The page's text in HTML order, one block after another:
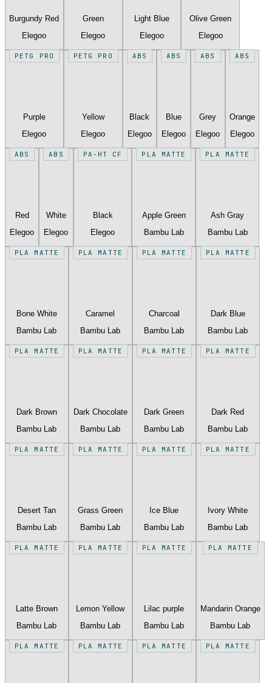
Burgundy Red
Elegoo
Green
Elegoo
Light Blue
Elegoo
Olive Green
Elegoo
PETG PRO
Purple
Elegoo
PETG PRO
Yellow
Elegoo
ABS
Black
Elegoo
ABS
Blue
Elegoo
ABS
Grey
Elegoo
ABS
Orange
Elegoo
ABS
Red
Elegoo
ABS
White
Elegoo
PA-HT CF
Black
Elegoo
PLA MATTE
Apple Green
Bambu Lab
PLA MATTE
Ash Gray
Bambu Lab
PLA MATTE
Bone White
Bambu Lab
PLA MATTE
Caramel
Bambu Lab
PLA MATTE
Charcoal
Bambu Lab
PLA MATTE
Dark Blue
Bambu Lab
PLA MATTE
Dark Brown
Bambu Lab
PLA MATTE
Dark Chocolate
Bambu Lab
PLA MATTE
Dark Green
Bambu Lab
PLA MATTE
Dark Red
Bambu Lab
PLA MATTE
Desert Tan
Bambu Lab
PLA MATTE
Grass Green
Bambu Lab
PLA MATTE
Ice Blue
Bambu Lab
PLA MATTE
Ivory White
Bambu Lab
PLA MATTE
Latte Brown
Bambu Lab
PLA MATTE
Lemon Yellow
Bambu Lab
PLA MATTE
Lilac purple
Bambu Lab
PLA MATTE
Mandarin Orange
Bambu Lab
PLA MATTE PLA MATTE PLA MATTE PLA MATTE